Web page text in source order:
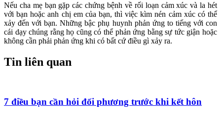
Nếu cha mẹ bạn gặp các chứng bệnh về rối loạn cảm xúc và la hét
với bạn hoặc anh chị em của bạn, thì việc kìm nén cảm xúc có thể
xảy đến với bạn. Những bậc phụ huynh phản ứng to tiếng với con
cái dạy chúng rằng họ cũng có thể phản ứng bằng sự tức giận hoặc
không cần phải phản ứng khi có bất cứ điều gì xảy ra.
Tin liên quan
7 điều bạn cần hỏi đối phương trước khi kết hôn